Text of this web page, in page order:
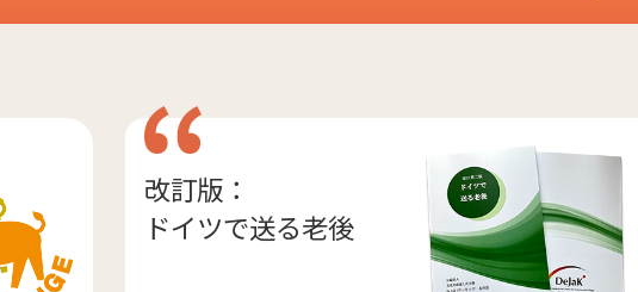
改訂版：
ドイツで送る老後